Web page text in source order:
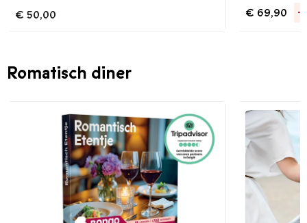
€ 50,00 € 69,90 -
Romatisch diner